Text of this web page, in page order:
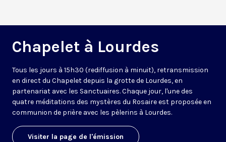
Chapelet à Lourdes
Tous les jours à 15h30 (rediffusion à minuit), retransmission
en direct du Chapelet depuis la grotte de Lourdes, en
partenariat avec les Sanctuaires. Chaque jour, l'une des
quatre méditations des mystères du Rosaire est proposée en
communion de prière avec les pèlerins à Lourdes.
Visiter la page de l'émission